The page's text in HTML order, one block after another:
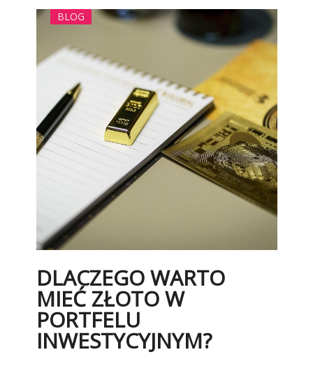
BLOG
DLACZEGO WARTO
MIEĆ ZŁOTO W
PORTFELU
INWESTYCYJNYM?